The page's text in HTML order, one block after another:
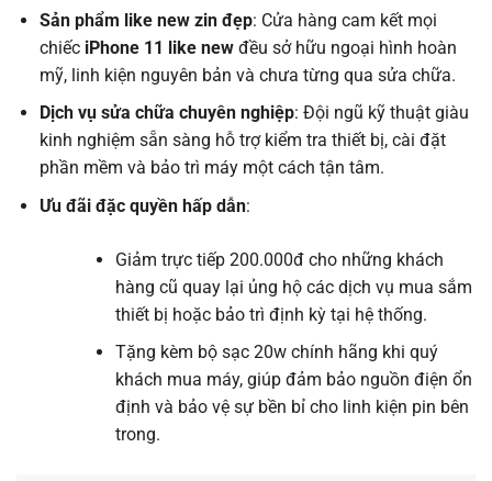
Sản phẩm like new zin đẹp: Cửa hàng cam kết mọi
chiếc iPhone 11 like newđều sở hữu ngoại hình hoàn
mỹ, linh kiện nguyên bản và chưa từng qua sửa chữa.
Dịch vụ sửa chữa chuyên nghiệp: Đội ngũ kỹ thuật giàu
kinh nghiệm sẵn sàng hỗ trợ kiểm tra thiết bị, cài đặt
phần mềm và bảo trì máy một cách tận tâm.
Ưu đãi đặc quyền hấp dẫn:
Giảm trực tiếp 200.000đ cho những khách
hàng cũ quay lại ủng hộ các dịch vụ mua sắm
thiết bị hoặc bảo trì định kỳ tại hệ thống.
Tặng kèm bộ sạc 20w chính hãng khi quý
khách mua máy, giúp đảm bảo nguồn điện ổn
định và bảo vệ sự bền bỉ cho linh kiện pin bên
trong.